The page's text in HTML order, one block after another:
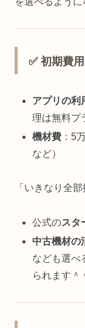
✅ 初期費
アプリの利
理は無料プ
機材費 ：5
など）
「いきなり全
公式のスタ
中古機材の
なども選べ
られます＾